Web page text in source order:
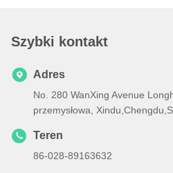
Szybki kontakt
Adres
No. 280 WanXing Avenue
przemysłowa,
Teren
86-028-89163632